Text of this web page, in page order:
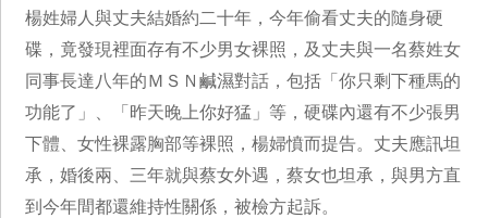
楊姓婦人與丈夫結婚約二十年，今年偷看丈夫的隨身硬
碟，竟發現裡面存有不少男女裸照，及丈夫與一名蔡姓女
同事長達八年的ＭＳＮ鹹濕對話，包括「你只剩下種馬的
功能了」、「昨天晚上你好猛」等，硬碟內還有不少張男
下體、女性裸露胸部等裸照，楊婦憤而提告。丈夫應訊坦
承，婚後兩、三年就與蔡女外遇，蔡女也坦承，與男方直
到今年間都還維持性關係，被檢方起訴。